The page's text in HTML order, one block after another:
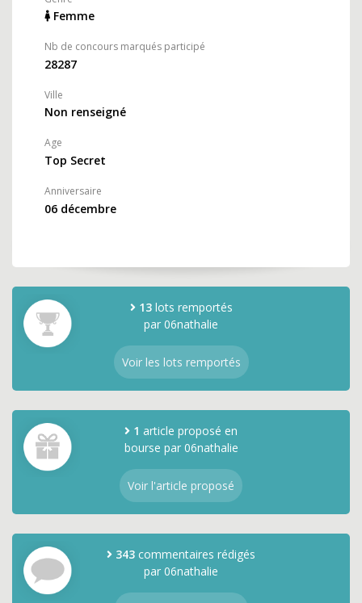
Femme
Nb de concours marqués participé
28287
Ville
Non renseigné
Age
Top Secret
Anniversaire
06 décembre
13lots remportés
par 06nathalie
Voir les lots remportés
1 article proposé en
bourse par 06nathalie
Voir l'article proposé
343 commentaires rédigés
par 06nathalie